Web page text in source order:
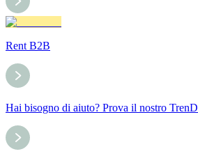
Rent B2B
Hai bisogno di aiuto? Prova il nostro